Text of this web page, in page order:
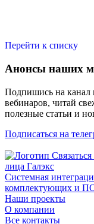
Перейти к списку
Анонсы наших
Подпишись на канал
вебинаров, читай
полезные статьи и
Подписаться на
лица Галэкс
Системная
комплектующих и
Наши проекты
О компании
Все контакты